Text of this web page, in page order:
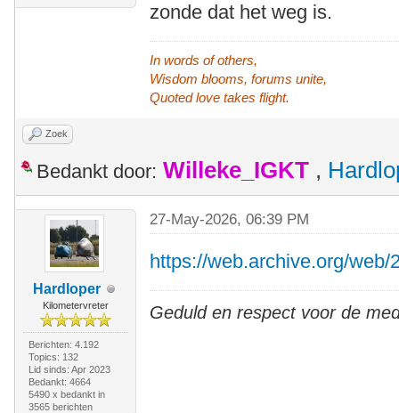
zonde dat het weg is.
In words of others,
Wisdom blooms, forums unite,
Quoted love takes flight.
Zoek
Bedankt door: Willeke_IGKT ,
Hardloper
Kilometervreter
Berichten: 4.192
Topics: 132
Lid sinds: Apr 2023
Bedankt: 4664
5490 x bedankt in
3565 berichten
27-May-2026, 06:39 PM
https://web.archive.org/
Geduld en respect voor de